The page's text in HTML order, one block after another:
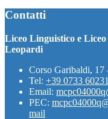
Contatti
Liceo Linguistico e Liceo
Leopardi
Corso Garibaldi,
Tel: +39 0733
Email:
PEC:
mail